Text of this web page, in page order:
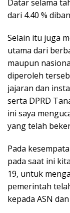
Datar selama
dari 4.40 %
Selain itu juga
utama dari
maupun
diperoleh
jajaran dan
serta DPRD
ini saya
yang telah
Pada
pada saat ini
19, untuk
pemerintah
kepada ASN